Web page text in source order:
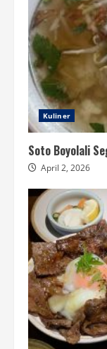
Kuliner
Soto Boyolali
April 2, 2026